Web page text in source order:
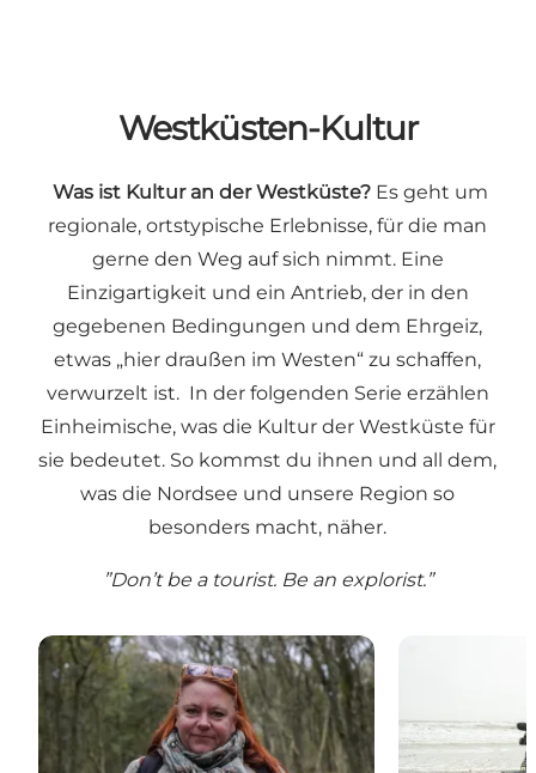
Westküsten-Kultur
Was ist Kultur an der Westküste?Es geht um
regionale, ortstypische Erlebnisse, für die man
gerne den Weg auf sich nimmt. Eine
Einzigartigkeit und ein Antrieb, der in den
gegebenen Bedingungen und dem Ehrgeiz,
etwas „hier draußen im Westen“ zu schaffen,
verwurzelt ist. In der folgenden Serie erzählen
Einheimische, was die Kultur der Westküste für
sie bedeutet. So kommst du ihnen und all dem,
was die Nordsee und unsere Region so
besonders macht, näher.
”Don’t be a tourist. Be an explorist.”
Die Geschichten der Natur